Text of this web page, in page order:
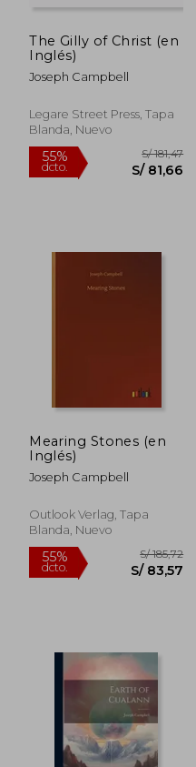
S/ 76,62
The Gilly of Christ (en
Inglés)
Joseph Campbell
Legare Street Press, Tapa
Blanda, Nuevo
Mearing Stones (en
Inglés)
Joseph Campbell
Outlook Verlag, Tapa
Blanda, Nuevo